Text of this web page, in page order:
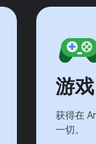
游戏
获得在
一切。